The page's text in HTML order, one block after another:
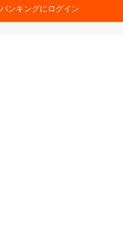
ンキングにログイン